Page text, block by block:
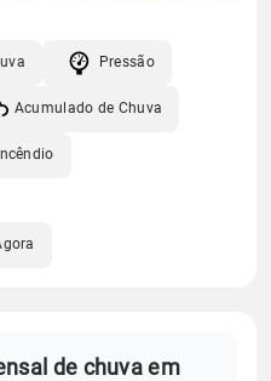
Pressão
Acumulado de Chuva
de chuva em